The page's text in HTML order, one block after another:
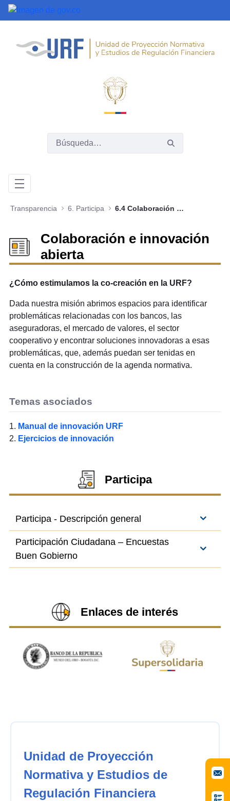
Saltar al contenido principal
Transparencia 6. Participa 6.4 Colaboración e innovación abierta
Colaboración e innovación
abierta
¿Cómo estimulamos la co-creación en la URF?
Dada nuestra misión abrimos espacios para identificar
problemáticas relacionadas con los bancos, las
aseguradoras, el mercado de valores, el sector
cooperativo y encontrar soluciones innovadoras a esas
problemáticas, que, además puedan ser tenidas en
cuenta en la construcción de la agenda normativa.
Temas asociados
1. Manual de innovación URF
2. Ejercicios de innovación
Participa
Participa - Descripción general
Participación Ciudadana – Encuestas
Buen Gobierno
Enlaces de interés
Unidad de Proyección
Normativa y Estudios de
Regulación Financiera